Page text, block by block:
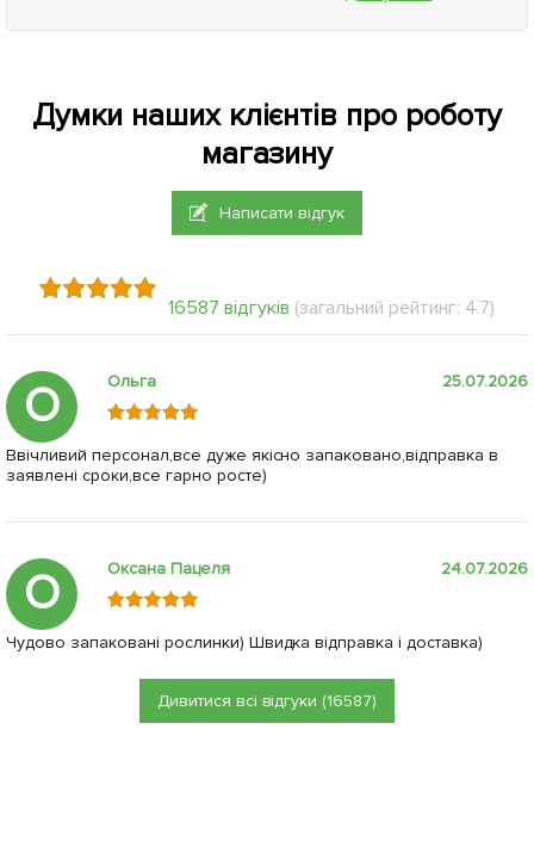
Думки наших клієнтів про роботу
магазину
Написати відгук
16587 відгуків (загальний рейтинг: 4.7)
О Ольга 25.07.2026
Ввічливий персонал,все дуже якісно запаковано,відправка в
заявлені сроки,все гарно росте)
О Оксана Пацеля 24.07.2026
Чудово запаковані рослинки) Швидка відправка і доставка)
Дивитися всі відгуки (16587)